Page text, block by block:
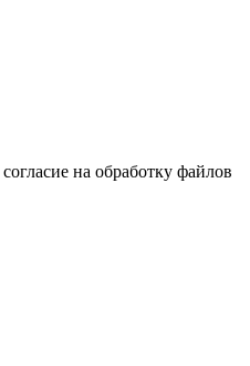
на обработку файлов